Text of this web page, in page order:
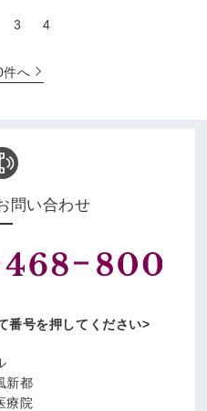
3 4
件へ
問い合わせ
番号を押してください
新都
療院